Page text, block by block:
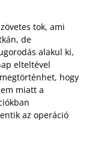
tok, ami
de
alakul ki,
elteltével
hogy
miatt a
az operáció